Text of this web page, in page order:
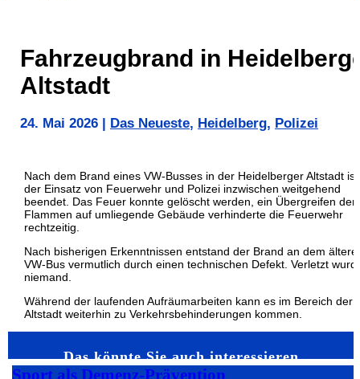
Fahrzeugbrand in
Altstadt
24. Mai 2026 Das Neueste, Heidelberg, Polizei
Nach dem Brand eines VW-Busses in der Heidelberger Altstadt ist
der Einsatz von Feuerwehr und Polizei inzwischen weitgehend
beendet. Das Feuer konnte gelöscht werden, ein Übergreifen der
Flammen auf umliegende Gebäude verhinderte die Feuerwehr
rechtzeitig.
Nach bisherigen Erkenntnissen entstand der Brand an dem
VW-Bus vermutlich durch einen technischen Defekt. Verletzt
niemand.
Während der laufenden Aufräumarbeiten kann es im Bereich der
Altstadt weiterhin zu Verkehrsbehinderungen kommen.
Das könnte Sie auch interessieren…
Sport als Demenz-Prävention